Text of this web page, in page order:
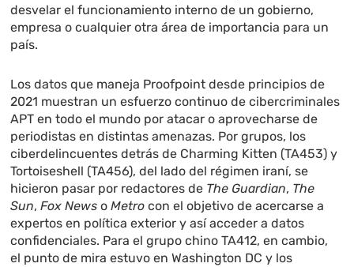
desvelar el funcionamiento interno de un gobierno,
empresa o cualquier otra área de importancia para un
país.
Los datos que maneja Proofpoint desde principios de
2021 muestran un esfuerzo continuo de cibercriminales
APT en todo el mundo por atacar o aprovecharse de
periodistas en distintas amenazas. Por grupos, los
ciberdelincuentes detrás de Charming Kitten (TA453) y
Tortoiseshell (TA456), del lado del régimen iraní, se
hicieron pasar por redactores de The Guardian, The
Sun,Fox News oMetro con el objetivo de acercarse a
expertos en política exterior y así acceder a datos
confidenciales. Para el grupo chino TA412, en cambio,
el punto de mira estuvo en Washington DC y los